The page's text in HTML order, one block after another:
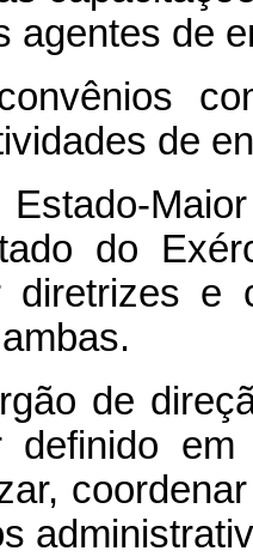
agentes de
de
do
diretrizes e
de
definido